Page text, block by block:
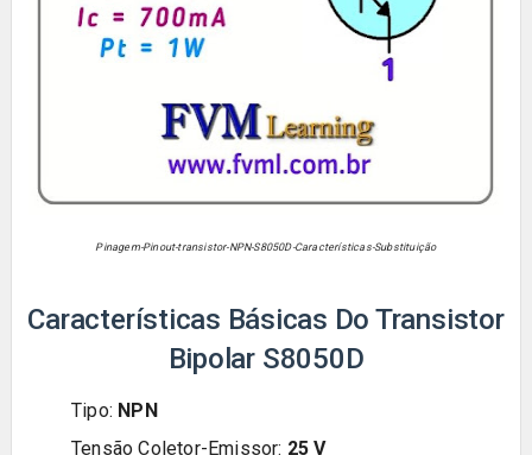
Pinagem-Pinout-transistor-NPN-S8050D-Características-Substituição
Características Básicas Do Transistor
Bipolar S8050D
Tipo: NPN
Tensão Coletor-Emissor: 25 V